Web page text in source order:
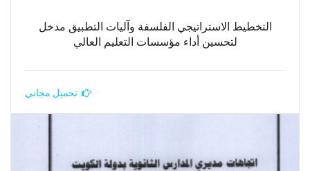
التخطيط الاستراتيجي الفلسفة وآليات التطبيق مدخل
لتحسين أداء مؤسسات التعليم العالي
تحميل مجاني